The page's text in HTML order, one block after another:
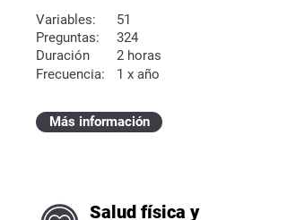
Variables:
Preguntas:
Duración
Frecuencia:
51
324
2 horas
1 x año
Más información
Salud física y